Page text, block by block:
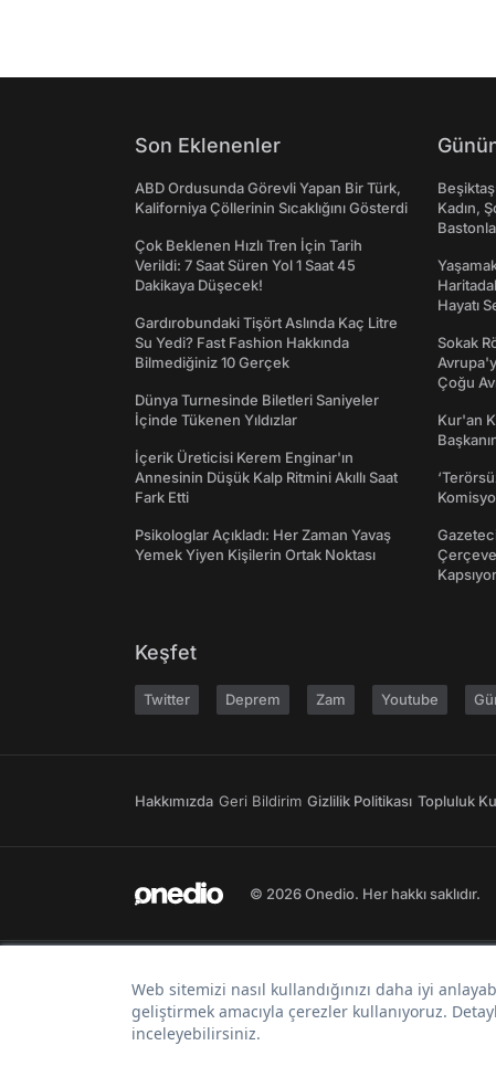
Son Eklenenler
ABD Ordusunda Görevli Yapan Bir Türk,
Kaliforniya Çöllerinin Sıcaklığını Gösterdi
Çok Beklenen Hızlı Tren İçin Tarih
Verildi: 7 Saat Süren Yol 1 Saat 45
Dakikaya Düşecek!
Gardırobundaki Tişört Aslında Kaç Litre
Su Yedi? Fast Fashion Hakkında
Bilmediğiniz 10 Gerçek
Dünya Turnesinde Biletleri Saniyeler
İçinde Tükenen Yıldızlar
İçerik Üreticisi Kerem Enginar'ın
Annesinin Düşük Kalp Ritmini Akıllı Saat
Fark Etti
Psikologlar Açıkladı: Her Zaman Yavaş
Yemek Yiyen Kişilerin Ortak Noktası
Kadın,
Hayatı
Sokak
Çoğu
Kur'an
Kapsıyor
Keşfet
Twitter Deprem Zam Youtube
Hakkımızda Geri Bildirim Gizlilik Politikası Topluluk
© 2026 Onedio. Her hakkı saklıdır.